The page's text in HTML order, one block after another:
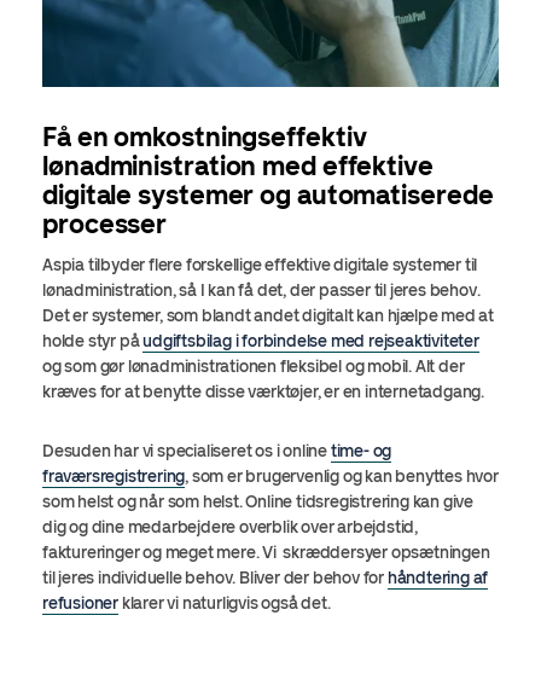
Få en omkostningseffektiv
lønadministration med effektive
digitale systemer og automatiserede
processer
Aspia tilbyder flere forskellige effektive digitale systemer til
lønadministration, så I kan få det, der passer til jeres behov.
Det er systemer, som blandt andet digitalt kan hjælpe med at
holde styr påudgiftsbilag i forbindelse med rejseaktiviteter
og som gør lønadministrationen fleksibel og mobil. Alt der
kræves for at benytte disse værktøjer, er en internetadgang.
Desuden har vi specialiseret os i onlinetime- og
fraværsregistrering, som er brugervenlig og kan benyttes hvor
som helst og når som helst. Online tidsregistrering kan give
dig og dine medarbejdere overblik over arbejdstid,
faktureringer og meget mere. Vi skræddersyer opsætningen
til jeres individuelle behov. Bliver der behov for håndtering af
refusioner klarer vi naturligvis også det.